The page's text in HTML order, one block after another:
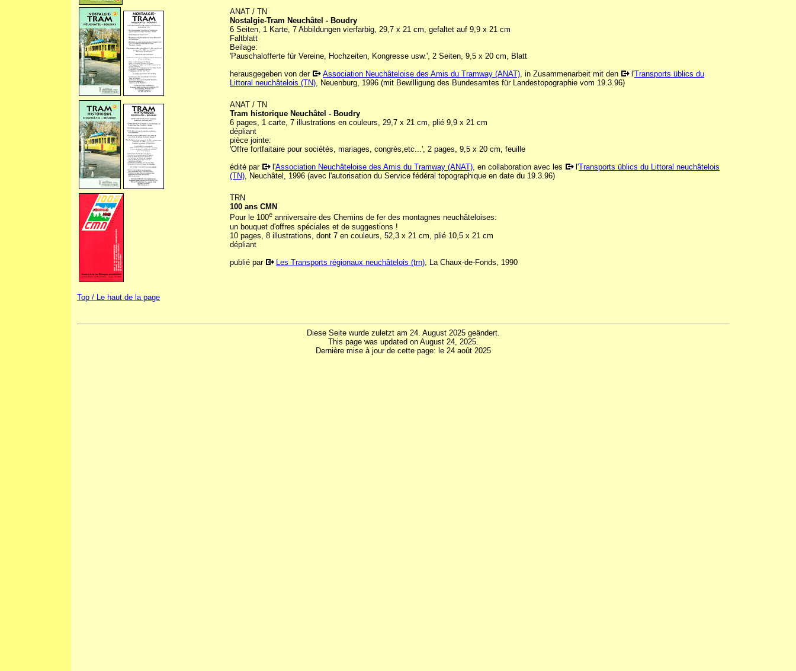
ANAT / TN
Nostalgie-Tram Neuchâtel - Boudry
6 Seiten, 1 Karte, 7 Abbildungen vierfarbig, 29,7 x 21 cm, gefaltet auf 9,9 x 21 cm
Faltblatt
Beilage:
'Pauschalofferte für Vereine, Hochzeiten, Kongresse usw.', 2 Seiten, 9,5 x 20 cm, Blatt
herausgegeben von der
Association Neuchâteloise des Amis du Tramway (ANAT), in Zusammenarbeit mit den l'Transports üblics du
Littoral neuchâtelois (TN), Neuenburg, 1996 (mit Bewilligung des Bundesamtes für Landestopographie vom 19.3.96)
ANAT / TN
Tram historique Neuchâtel - Boudry
6 pages, 1 carte, 7 illustrations en couleurs, 29,7 x 21 cm, plié 9,9 x 21 cm
dépliant
pièce jointe:
'Offre fortfaitaire pour sociétés, mariages, congrès,etc...', 2 pages, 9,5 x 20 cm, feuille
édité par
l'Association Neuchâteloise des Amis du Tramway (ANAT), en collaboration avec les l'Transports üblics du Littoral neuchâtelois
(TN), Neuchâtel, 1996 (avec l'autorisation du Service fédéral topographique en date du 19.3.96)
TRN
100 ans CMN
Pour le 100e anniversaire des Chemins de fer des montagnes neuchâteloises:
un bouquet d'offres spéciales et de suggestions !
10 pages, 8 illustrations, dont 7 en couleurs, 52,3 x 21 cm, plié 10,5 x 21 cm
dépliant
publié par
Les Transports régionaux neuchâtelois (trn) , La Chaux-de-Fonds, 1990
Top / Le haut de la page
Diese Seite wurde zuletzt am 24. August 2025 geändert.
This page was updated on August 24, 2025.
Dernière mise à jour de cette page: le 24 août 2025